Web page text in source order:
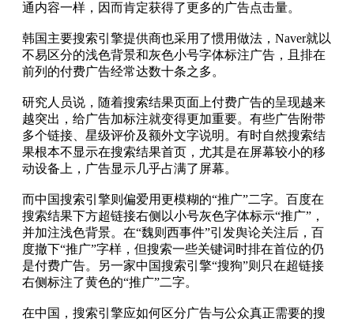
通内容一样，因而肯定获得了更多的广告点击量。
韩国主要搜索引擎提供商也采用了惯用做法，Naver就以
不易区分的浅色背景和灰色小号字体标注广告，且排在
前列的付费广告经常达数十条之多。
研究人员说，随着搜索结果页面上付费广告的呈现越来
越突出，给广告加标注就变得更加重要。有些广告附带
多个链接、星级评价及额外文字说明。有时自然搜索结
果根本不显示在搜索结果首页，尤其是在屏幕较小的移
动设备上，广告显示几乎占满了屏幕。
而中国搜索引擎则偏爱用更模糊的“推广”二字。百度在
搜索结果下方超链接右侧以小号灰色字体标示“推广”，
并加注浅色背景。在“魏则西事件”引发舆论关注后，百
度撤下“推广”字样，但搜索一些关键词时排在首位的仍
是付费广告。另一家中国搜索引擎“搜狗”则只在超链接
右侧标注了黄色的“推广”二字。
在中国，搜索引擎应如何区分广告与公众真正需要的搜